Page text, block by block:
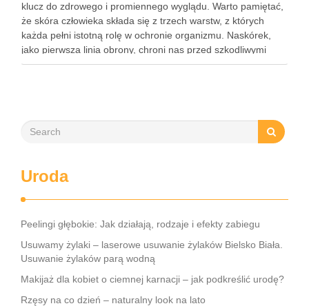
klucz do zdrowego i promiennego wyglądu. Warto pamiętać,
że skóra człowieka składa się z trzech warstw, z których
każda pełni istotną rolę w ochronie organizmu. Naskórek,
jako pierwsza linia obrony, chroni nas przed szkodliwymi
czynnikami zewnętrznymi, a nawilżająca skóra właściwa,
Uroda
Peelingi głębokie: Jak działają, rodzaje i efekty zabiegu
Usuwamy żylaki – laserowe usuwanie żylaków Bielsko Biała.
Usuwanie żylaków parą wodną
Makijaż dla kobiet o ciemnej karnacji – jak podkreślić urodę?
Rzęsy na co dzień – naturalny look na lato